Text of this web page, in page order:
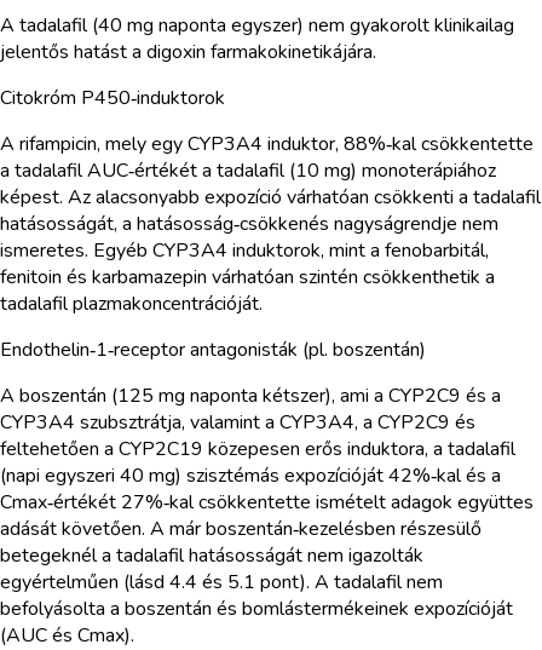
A tadalafil (40 mg naponta egyszer) nem gyakorolt klinikailag
jelentős hatást a digoxin farmakokinetikájára.
Citokróm P450‑induktorok
A rifampicin, mely egy CYP3A4 induktor, 88%‑kal csökkentette
a tadalafil AUC‑értékét a tadalafil (10 mg) monoterápiához
képest. Az alacsonyabb expozíció várhatóan csökkenti a tadalafil
hatásosságát, a hatásosság‑csökkenés nagyságrendje nem
ismeretes. Egyéb CYP3A4 induktorok, mint a fenobarbitál,
fenitoin és karbamazepin várhatóan szintén csökkenthetik a
tadalafil plazmakoncentrációját.
Endothelin‑1‑receptor antagonisták (pl. boszentán)
A boszentán (125 mg naponta kétszer), ami a CYP2C9 és a
CYP3A4 szubsztrátja, valamint a CYP3A4, a CYP2C9 és
feltehetően a CYP2C19 közepesen erős induktora, a tadalafil
(napi egyszeri 40 mg) szisztémás expozícióját 42%‑kal és a
Cmax‑értékét 27%‑kal csökkentette ismételt adagok együttes
adását követően. A már boszentán‑kezelésben részesülő
betegeknél a tadalafil hatásosságát nem igazolták
egyértelműen (lásd 4.4 és 5.1 pont). A tadalafil nem
befolyásolta a boszentán és bomlástermékeinek expozícióját
(AUC és Cmax).